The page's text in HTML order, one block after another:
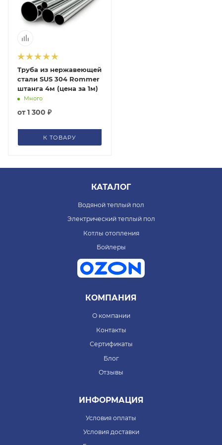
Труба из нержавеющей
стали SUS 304 Rommer
штанга 4м (цена за 1м)
Много
от1 300 ₽
К ТОВАРУ
КАТАЛОГ
Водяной теплый пол
Электрический теплый пол
Котлы отопления
Бойлеры
КОМПАНИЯ
О компании
Контакты
Сертификаты
Блог
Отзывы
ИНФОРМАЦИЯ
Условия оплаты
Условия доставки
помогут с подбором.
ЗАКАЗАТЬ ЗВОНОК